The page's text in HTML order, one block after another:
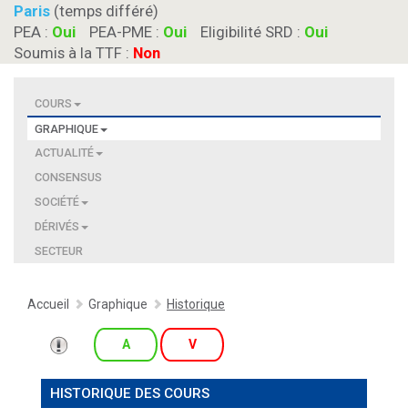
Paris (temps différé)
PEA : Oui PEA-PME : Oui Eligibilité SRD : Oui
Soumis à la TTF : Non
COURS
GRAPHIQUE
ACTUALITÉ
CONSENSUS
SOCIÉTÉ
DÉRIVÉS
SECTEUR
Accueil Graphique Historique
A V
HISTORIQUE DES COURS